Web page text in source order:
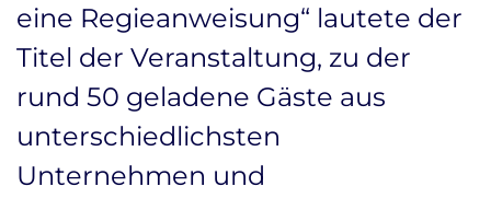
eine Regieanweisung“ lautete der
Titel der Veranstaltung, zu der
rund 50 geladene Gäste aus
unterschiedlichsten
Unternehmen und